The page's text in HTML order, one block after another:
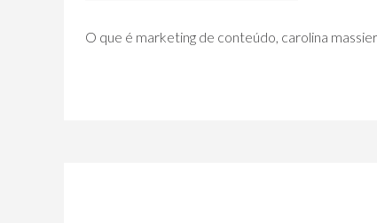
O que é marketing de conteúdo, carolina